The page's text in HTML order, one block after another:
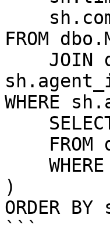
FROM
WHERE
)
ORDER
```